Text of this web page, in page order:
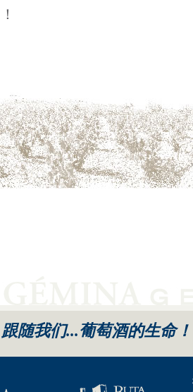
跟随我们...葡萄酒的生命！